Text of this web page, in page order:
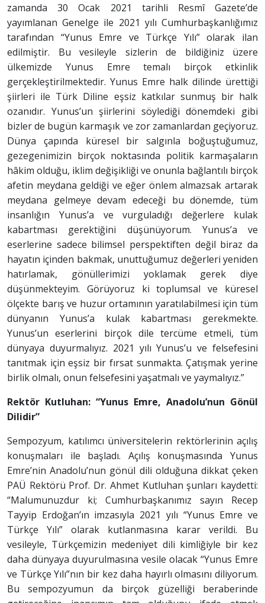
zamanda 30 Ocak 2021 tarihli Resmî Gazete’de
yayımlanan Genelge ile 2021 yılı Cumhurbaşkanlığımız
tarafından “Yunus Emre ve Türkçe Yılı” olarak ilan
edilmiştir. Bu vesileyle sizlerin de bildiğiniz üzere
ülkemizde Yunus Emre temalı birçok etkinlik
gerçekleştirilmektedir. Yunus Emre halk dilinde ürettiği
şiirleri ile Türk Diline eşsiz katkılar sunmuş bir halk
ozanıdır. Yunus’un şiirlerini söylediği dönemdeki gibi
bizler de bugün karmaşık ve zor zamanlardan geçiyoruz.
Dünya çapında küresel bir salgınla boğuştuğumuz,
gezegenimizin birçok noktasında politik karmaşaların
hâkim olduğu, iklim değişikliği ve onunla bağlantılı birçok
afetin meydana geldiği ve eğer önlem almazsak artarak
meydana gelmeye devam edeceği bu dönemde, tüm
insanlığın Yunus’a ve vurguladığı değerlere kulak
kabartması gerektiğini düşünüyorum. Yunus’a ve
eserlerine sadece bilimsel perspektiften değil biraz da
hayatın içinden bakmak, unuttuğumuz değerleri yeniden
hatırlamak, gönüllerimizi yoklamak gerek diye
düşünmekteyim. Görüyoruz ki toplumsal ve küresel
ölçekte barış ve huzur ortamının yaratılabilmesi için tüm
dünyanın Yunus’a kulak kabartması gerekmekte.
Yunus’un eserlerini birçok dile tercüme etmeli, tüm
dünyaya duyurmalıyız. 2021 yılı Yunus’u ve felsefesini
tanıtmak için eşsiz bir fırsat sunmakta. Çatışmak yerine
birlik olmalı, onun felsefesini yaşatmalı ve yaymalıyız.”
Rektör Kutluhan: “Yunus Emre, Anadolu’nun Gönül
Dilidir”
Sempozyum, katılımcı üniversitelerin rektörlerinin açılış
konuşmaları ile başladı. Açılış konuşmasında Yunus
Emre’nin Anadolu’nun gönül dili olduğuna dikkat çeken
PAÜ Rektörü Prof. Dr. Ahmet Kutluhan şunları kaydetti:
“Malumunuzdur ki; Cumhurbaşkanımız sayın Recep
Tayyip Erdoğan’ın imzasıyla 2021 yılı “Yunus Emre ve
Türkçe Yılı” olarak kutlanmasına karar verildi. Bu
vesileyle, Türkçemizin medeniyet dili kimliğiyle bir kez
daha dünyaya duyurulmasına vesile olacak “Yunus Emre
ve Türkçe Yılı”nın bir kez daha hayırlı olmasını diliyorum.
Bu sempozyumun da birçok güzelliği beraberinde